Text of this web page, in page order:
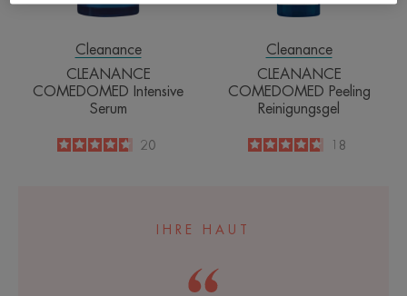
Cleanance
CLEANANCE
COMEDOMED Intensive
Serum
4.7
/
5
20
Cleanance
CLEANANCE
COMEDOMED Peeling
Reinigungsgel
4.7
/518
IHRE HAUT